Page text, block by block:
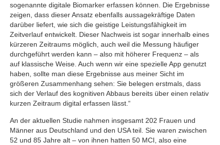
sogenannte digitale Biomarker erfassen können. Die Ergebnisse
zeigen, dass dieser Ansatz ebenfalls aussagekräftige Daten
darüber liefert, wie sich die geistige Leistungsfähigkeit im
Zeitverlauf entwickelt. Dieser Nachweis ist sogar innerhalb eines
kürzeren Zeitraums möglich, auch weil die Messung häufiger
durchgeführt werden kann – also mit höherer Frequenz – als
auf klassische Weise. Auch wenn wir eine spezielle App genutzt
haben, sollte man diese Ergebnisse aus meiner Sicht im
größeren Zusammenhang sehen: Sie belegen erstmals, dass
sich der Verlauf des kognitiven Abbaus bereits über einen relativ
kurzen Zeitraum digital erfassen lässt.“
An der aktuellen Studie nahmen insgesamt 202 Frauen und
Männer aus Deutschland und den USA teil. Sie waren zwischen
52 und 85 Jahre alt – von ihnen hatten 50 MCI, also eine